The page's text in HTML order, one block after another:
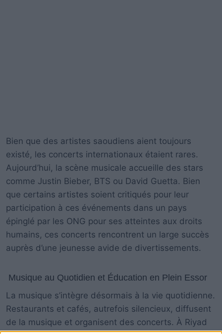
Bien que des artistes saoudiens aient toujours
existé, les concerts internationaux étaient rares.
Aujourd’hui, la scène musicale accueille des stars
comme Justin Bieber, BTS ou David Guetta. Bien
que certains artistes soient critiqués pour leur
participation à ces événements dans un pays
épinglé par les ONG pour ses atteintes aux droits
humains, ces concerts rencontrent un large succès
auprès d’une jeunesse avide de divertissements.
Musique au Quotidien et Éducation en Plein Essor
La musique s’intègre désormais à la vie quotidienne.
Restaurants et cafés, autrefois silencieux, diffusent
de la musique et organisent des concerts. À Riyad